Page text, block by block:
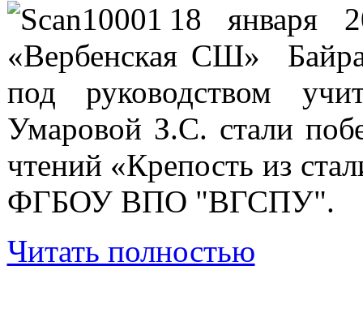
18 января
«Вербенская СШ»
под руководством
Умаровой З.С. стали
чтений «Крепость из
ФГБОУ ВПО "ВГСПУ".
Читать полностью